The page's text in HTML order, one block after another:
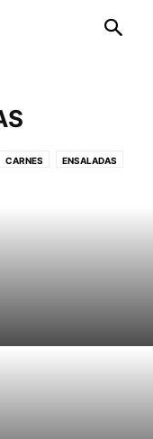
CARNES ENSALADAS